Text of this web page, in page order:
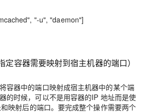
"-u", "daemon"]
定容器需要映射到宿主机器的端口）
容器中的端口映射成宿主机器中的某个端
的时候，可以不是用容器的IP 地址而是使
映射后的端口。要完成整个操作需要两个